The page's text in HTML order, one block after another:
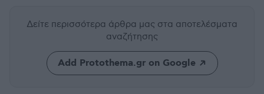
Δείτε περισσότερα άρθρα μας στα αποτελέσματα
αναζήτησης
Add Protothema.gr on Google